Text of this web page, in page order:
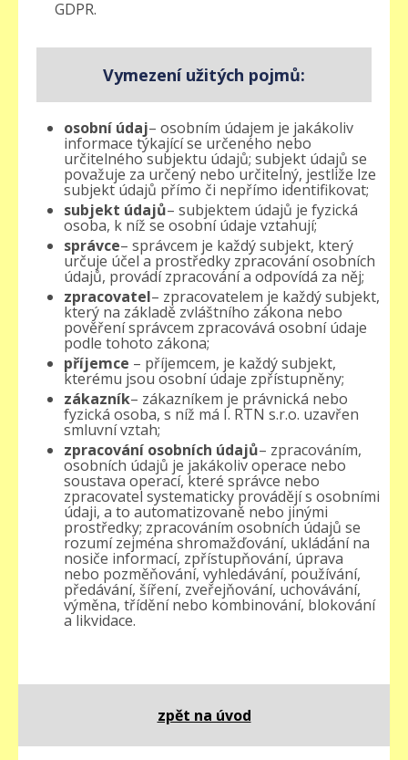
GDPR.
Vymezení užitých pojmů:
osobní údaj– osobním údajem je jakákoliv
informace týkající se určeného nebo
určitelného subjektu údajů; subjekt údajů se
považuje za určený nebo určitelný, jestliže lze
subjekt údajů přímo či nepřímo identifikovat;
subjekt údajů– subjektem údajů je fyzická
osoba, k níž se osobní údaje vztahují;
správce– správcem je každý subjekt, který
určuje účel a prostředky zpracování osobních
údajů, provádí zpracování a odpovídá za něj;
zpracovatel– zpracovatelem je každý subjekt,
který na základě zvláštního zákona nebo
pověření správcem zpracovává osobní údaje
podle tohoto zákona;
příjemce – příjemcem, je každý subjekt,
kterému jsou osobní údaje zpřístupněny;
zákazník– zákazníkem je právnická nebo
fyzická osoba, s níž má I. RTN s.r.o. uzavřen
smluvní vztah;
zpracování osobních údajů– zpracováním,
osobních údajů je jakákoliv operace nebo
soustava operací, které správce nebo
zpracovatel systematicky provádějí s osobními
údaji, a to automatizovaně nebo jinými
prostředky; zpracováním osobních údajů se
rozumí zejména shromažďování, ukládání na
nosiče informací, zpřístupňování, úprava
nebo pozměňování, vyhledávání, používání,
předávání, šíření, zveřejňování, uchovávání,
výměna, třídění nebo kombinování, blokování
a likvidace.
zpět na úvod